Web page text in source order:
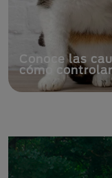
Conoce las
cómo